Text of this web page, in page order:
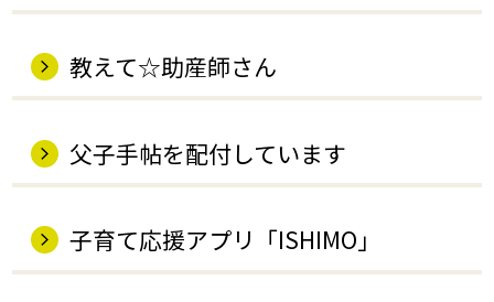
教えて☆助産師さん
父子手帖を配付しています
子育て応援アプリ「ISHIMO」